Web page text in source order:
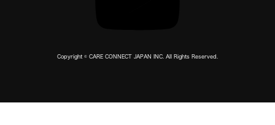
Copyright © CARE CONNECT JAPAN INC. All Rights Reserved.